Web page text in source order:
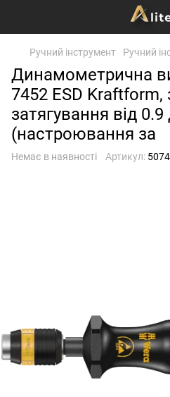
Ручний інструмент Ручний
Динамометрична
7452 ESD
затягування від
(настроювання за
Немає в наявності Артикул: